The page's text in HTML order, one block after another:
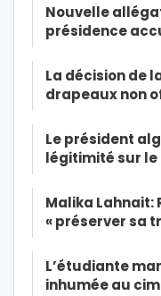
Nouvelle
présidence
La décision de
drapeaux non
Le président
légitimité sur le
Malika Lahnait:
« préserver sa
L’étudiante
inhumée au